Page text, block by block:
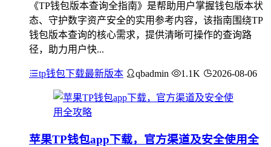
《TP钱包版本查询全指南》是帮助用户掌握钱包版本状
态、守护数字资产安全的实用参考内容，该指南围绕TP
钱包版本查询的核心需求，提供清晰可操作的查询路
径，助力用户快...
tp钱包下载最新版本 qbadmin 1.1K 2026-08-06
苹果TP钱包app下载，官方渠道及安全使用全